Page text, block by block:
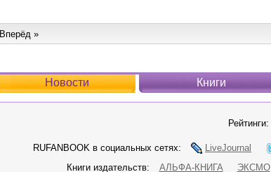
Вперёд »
Новости Книги
Рейтинги:
RUFANBOOK в социальных сетях: LiveJournal
Книги издательств:
АЛЬФА-КНИГА ЭКСМО